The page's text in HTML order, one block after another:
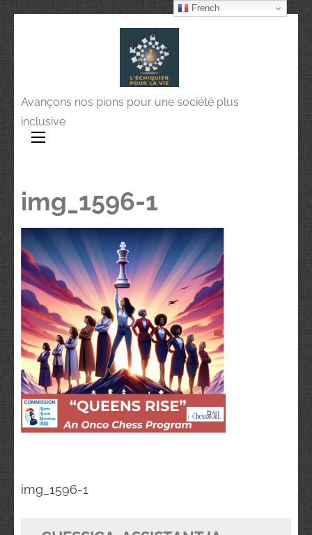
Avançons nos pions pour une société plus
inclusive
img_1596-1
Navigation
l’article
img_1596-1
French